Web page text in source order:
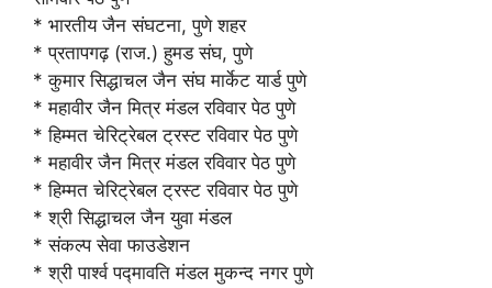
* भारतीय जैन संघटना, पुणे शहर
* प्रतापगढ़ (राज.) हुमड संघ, पुणे
* कुमार सिद्धाचल जैन संघ मार्केट यार्ड पुणे
* महावीर जैन मित्र मंडल रविवार पेठ पुणे
* हिम्मत चेरिट्रेबल ट्रस्ट रविवार पेठ पुणे
* महावीर जैन मित्र मंडल रविवार पेठ पुणे
* हिम्मत चेरिट्रेबल ट्रस्ट रविवार पेठ पुणे
* श्री सिद्धाचल जैन युवा मंडल
* संकल्प सेवा फाउडेशन
* श्री पार्श्व पद्मावति मंडल मुकन्द नगर पुणे